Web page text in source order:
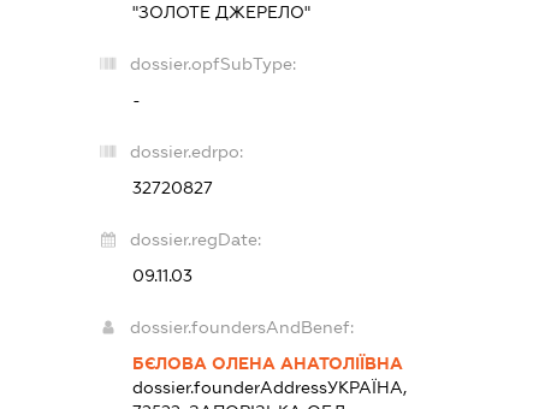
"ЗОЛОТЕ ДЖЕРЕЛО"
dossier.opfSubType:
-
dossier.edrpo:
32720827
dossier.regDate:
09.11.03
dossier.foundersAndBenef:
БЄЛОВА ОЛЕНА АНАТОЛІЇВНА
dossier.founderAddressУКРАЇНА,